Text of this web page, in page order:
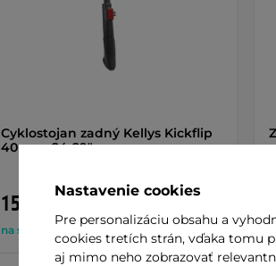
Cyklostojan zadný Kellys Kickflip
40 mm 24-29"
15,90 €
na sklade
Nastavenie cookies
Pre personalizáciu obsahu a
cookies tretích strán, vďaka tomu
aj mimo neho zobrazovať